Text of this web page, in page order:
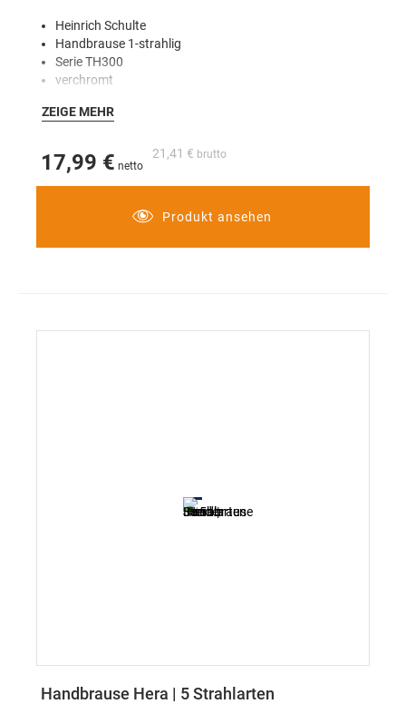
Heinrich Schulte
Handbrause 1-strahlig
Serie TH300
verchromt
Gewindeanschluss 1/2"
Werkstoffe geprüft nach KTW, W270
Antikalk
mit beiliegender WRD bis zu 40% Wasserersparnis
für Durchlauferhitzer geeignet
Kopfdurchmesser 110 mm
ZEIGE MEHR
21,41 €
17,99 €
Produkt ansehen
Handbrause Hera | 5 Strahlarten